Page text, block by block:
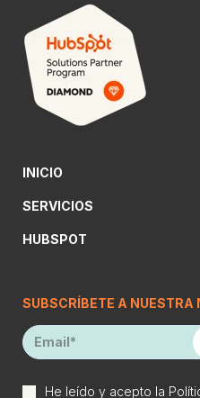
INICIO
SERVICIOS
HUBSPOT
SUBSCRÍBETE A NUESTRA
He leído y acepto la